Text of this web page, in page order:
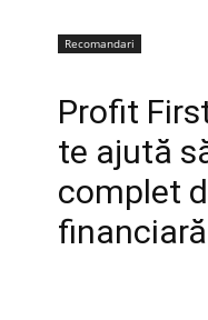
Recomandari
Profit
te ajută
complet